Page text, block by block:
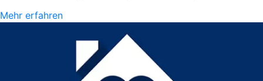
Mehr erfahren